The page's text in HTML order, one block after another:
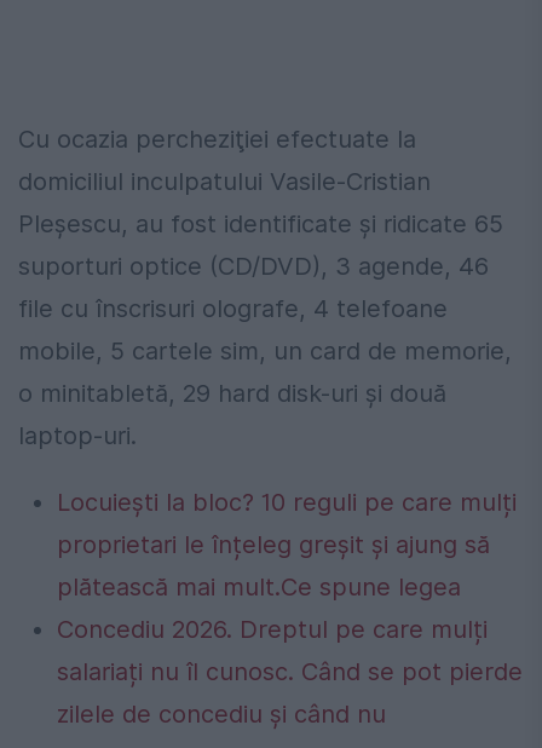
Cu ocazia percheziţiei efectuate la
domiciliul inculpatului Vasile-Cristian
Pleşescu, au fost identificate şi ridicate 65
suporturi optice (CD/DVD), 3 agende, 46
file cu înscrisuri olografe, 4 telefoane
mobile, 5 cartele sim, un card de memorie,
o minitabletă, 29 hard disk-uri şi două
laptop-uri.
Locuiești la bloc? 10 reguli pe care mulți
proprietari le înțeleg greșit și ajung să
plătească mai mult.Ce spune legea
Concediu 2026. Dreptul pe care mulți
salariați nu îl cunosc. Când se pot pierde
zilele de concediu și când nu